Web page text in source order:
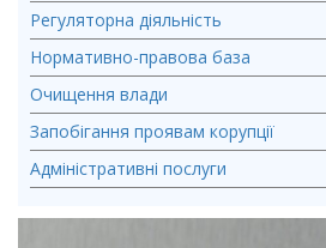
Регуляторна діяльність
Нормативно-правова база
Очищення влади
Запобігання проявам корупції
Адміністративні послуги